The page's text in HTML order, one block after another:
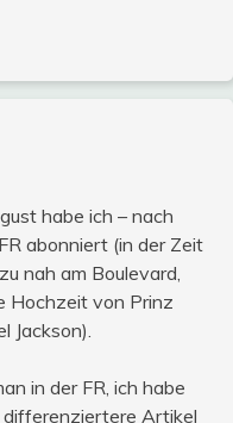
habe ich – nach
abonniert (in der Zeit
nah am Boulevard,
Hochzeit von Prinz
Jackson).
in der FR, ich habe
Artikel